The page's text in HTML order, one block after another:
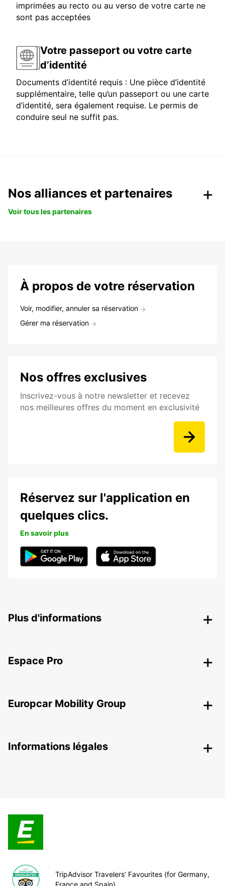
imprimées au recto ou au verso de votre carte ne
sont pas acceptées
Votre passeport ou votre carte
d’identité
Documents d’identité requis : Une pièce d’identité
supplémentaire, telle qu’un passeport ou une carte
d’identité, sera également requise. Le permis de
conduire seul ne suffit pas.
Nos alliances et partenaires
Voir tous les partenaires
À propos de votre réservation
Voir, modifier, annuler sa réservation
Gérer ma réservation
Nos offres exclusives
Inscrivez-vous à notre newsletter et recevez
nos meilleures offres du moment en exclusivité
Réservez sur l'application en
quelques clics.
En savoir plus
Plus d'informations
Espace Pro
Europcar Mobility Group
Informations légales
TripAdvisor Travelers’ Favourites (for Germany,
France and Spain)